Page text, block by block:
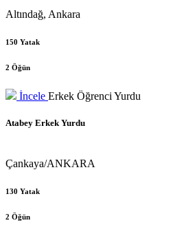
Altındağ, Ankara
150 Yatak
2 Öğün
İncele Erkek Öğrenci Yurdu
Atabey Erkek Yurdu
Çankaya/ANKARA
130 Yatak
2 Öğün